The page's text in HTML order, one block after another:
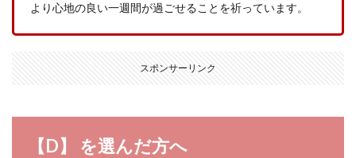
より心地の良い一週間が過ごせることを祈っています。
スポンサーリンク
【D】 を選んだ方へ